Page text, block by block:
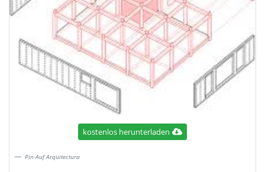
kostenlos herunterladen
Pin Auf Arquitectura